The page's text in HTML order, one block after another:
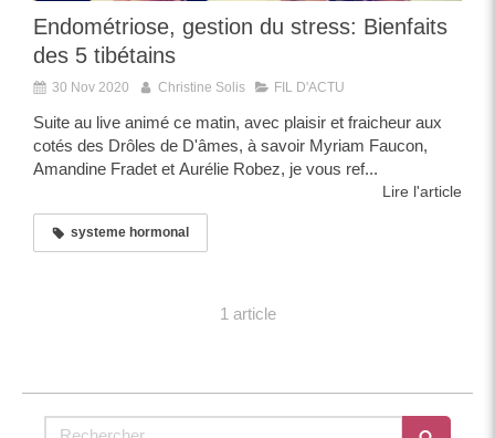
Endométriose, gestion du stress: Bienfaits
des 5 tibétains
30 Nov 2020 Christine Solis FIL D'ACTU
Suite au live animé ce matin, avec plaisir et fraicheur aux
cotés des Drôles de D'âmes, à savoir Myriam Faucon,
Amandine Fradet et Aurélie Robez, je vous ref...
Lire l'article
systeme hormonal
1 article
Rechercher